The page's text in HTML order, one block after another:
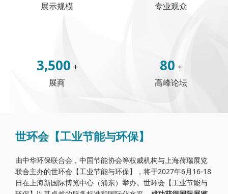
展示规模
专业观众
3,500 +
展商
80 +
高峰论坛
世环会【工业节能与环保】
由中华环保联合会，中国节能协会等权威机构与上海荷瑞展览
联合主办的世环会【工业节能与环保】，将于2027年6月16-18
日在上海新国际博览中心（浦东）举办。世环会【工业节能与